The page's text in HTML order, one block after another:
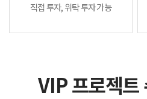
직접 투자, 위탁 투자 가능
VIP 프로젝트